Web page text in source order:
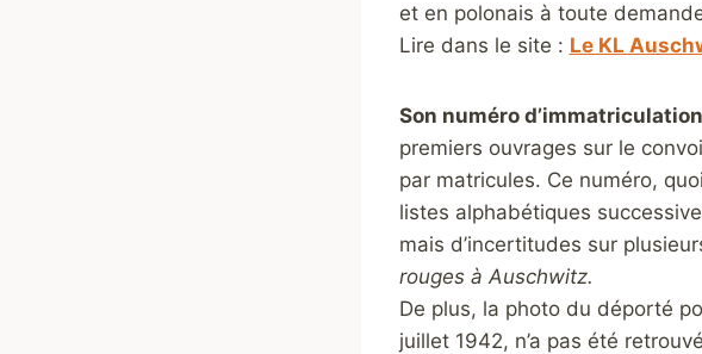
et en polonais à toute
Lire dans le site : Le KL
Son numéro
premiers ouvrages sur le
par matricules. Ce numéro,
listes alphabétiques
mais d’incertitudes sur
rouges à Auschwitz.
De plus, la photo du déporté
juillet 1942, n’a pas été